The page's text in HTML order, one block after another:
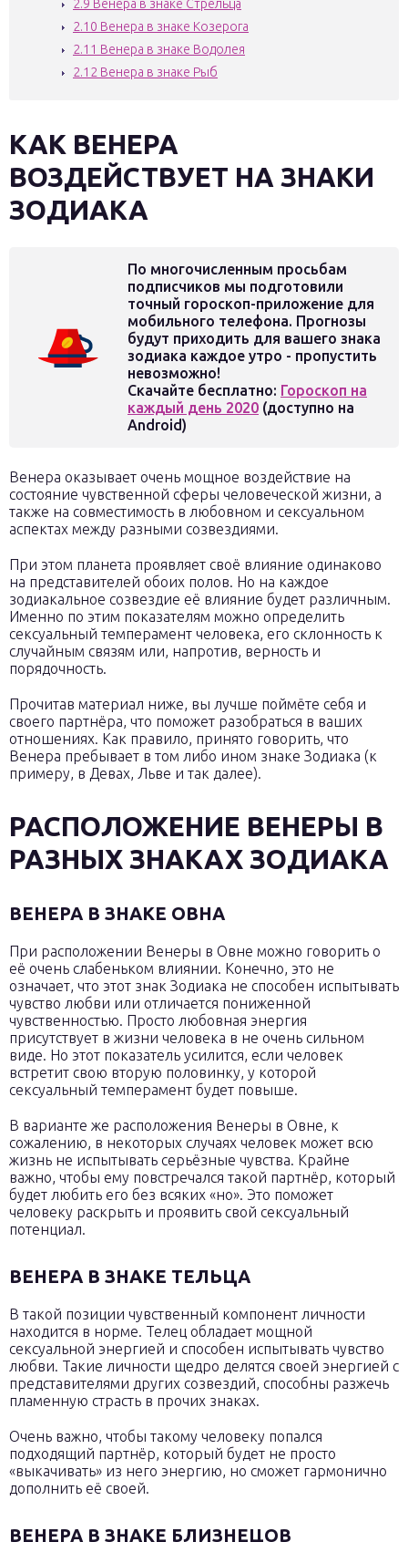
2.9 Венера в знаке Стрельца
2.10 Венера в знаке Козерога
2.11 Венера в знаке Водолея
2.12 Венера в знаке Рыб
КАК ВЕНЕРА
ВОЗДЕЙСТВУЕТ НА ЗНАКИ
ЗОДИАКА
По многочисленным просьбам
подписчиков мы подготовили
точный гороскоп-приложение для
мобильного телефона. Прогнозы
будут приходить для вашего знака
зодиака каждое утро - пропустить
невозможно!
Скачайте бесплатно: Гороскоп на
каждый день 2020 (доступно на
Android)
Венера оказывает очень мощное воздействие на
состояние чувственной сферы человеческой жизни, а
также на совместимость в любовном и сексуальном
аспектах между разными созвездиями.
При этом планета проявляет своё влияние одинаково
на представителей обоих полов. Но на каждое
зодиакальное созвездие её влияние будет различным.
Именно по этим показателям можно определить
сексуальный темперамент человека, его склонность к
случайным связям или, напротив, верность и
порядочность.
Прочитав материал ниже, вы лучше поймёте себя и
своего партнёра, что поможет разобраться в ваших
отношениях. Как правило, принято говорить, что
Венера пребывает в том либо ином знаке Зодиака (к
примеру, в Девах, Льве и так далее).
РАСПОЛОЖЕНИЕ ВЕНЕРЫ В
РАЗНЫХ ЗНАКАХ ЗОДИАКА
ВЕНЕРА В ЗНАКЕ ОВНА
При расположении Венеры в Овне можно говорить о
её очень слабеньком влиянии. Конечно, это не
означает, что этот знак Зодиака не способен испытывать
чувство любви или отличается пониженной
чувственностью. Просто любовная энергия
присутствует в жизни человека в не очень сильном
виде. Но этот показатель усилится, если человек
встретит свою вторую половинку, у которой
сексуальный темперамент будет повыше.
В варианте же расположения Венеры в Овне, к
сожалению, в некоторых случаях человек может всю
жизнь не испытывать серьёзные чувства. Крайне
важно, чтобы ему повстречался такой партнёр, который
будет любить его без всяких «но». Это поможет
человеку раскрыть и проявить свой сексуальный
потенциал.
ВЕНЕРА В ЗНАКЕ ТЕЛЬЦА
В такой позиции чувственный компонент личности
находится в норме. Телец обладает мощной
сексуальной энергией и способен испытывать чувство
любви. Такие личности щедро делятся своей энергией с
представителями других созвездий, способны разжечь
пламенную страсть в прочих знаках.
Очень важно, чтобы такому человеку попался
подходящий партнёр, который будет не просто
«выкачивать» из него энергию, но сможет гармонично
дополнить её своей.
ВЕНЕРА В ЗНАКЕ БЛИЗНЕЦОВ